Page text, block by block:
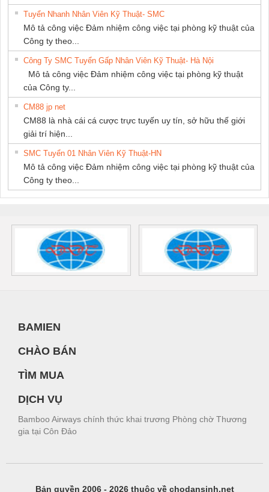
Tuyển Nhanh Nhân Viên Kỹ Thuật- SMC
Mô tả công việc Đảm nhiệm công việc tại phòng kỹ thuật của
Công ty theo...
Công Ty SMC Tuyển Gấp Nhân Viên Kỹ Thuật- Hà Nội
Mô tả công việc Đảm nhiệm công việc tại phòng kỹ thuật
của Công ty...
CM88 jp net
CM88 là nhà cái cá cược trực tuyến uy tín, sở hữu thế giới
giải trí hiện...
SMC Tuyển 01 Nhân Viên Kỹ Thuật-HN
Mô tả công việc Đảm nhiệm công việc tại phòng kỹ thuật của
Công ty theo...
BAMIEN
CHÀO BÁN
TÌM MUA
DỊCH VỤ
Bamboo Airways chính thức khai trương Phòng chờ Thương
gia tại Côn Đảo
Bản quyền 2006 - 2026 thuộc về chodansinh.net